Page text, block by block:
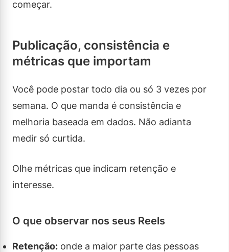
começar.
Publicação, consistência e
métricas que importam
Você pode postar todo dia ou só 3 vezes por
semana. O que manda é consistência e
melhoria baseada em dados. Não adianta
medir só curtida.
Olhe métricas que indicam retenção e
interesse.
O que observar nos seus Reels
Retenção: onde a maior parte das pessoas